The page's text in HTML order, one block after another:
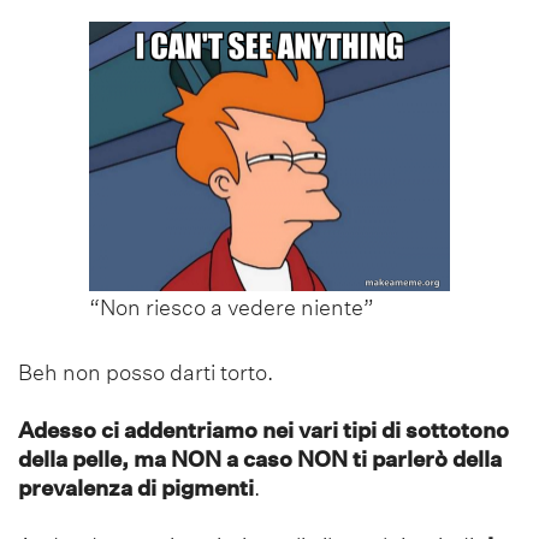
“Non riesco a vedere niente”
Beh non posso darti torto.
Adesso ci addentriamo nei vari tipi di sottotono
della pelle, ma NON a caso NON ti parleròdella
prevalenza di pigmenti.